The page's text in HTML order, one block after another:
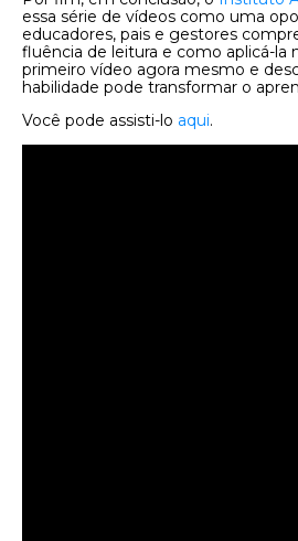
essa série de vídeos como uma
educadores, pais e gestores
fluência de leitura e como aplicá-la
primeiro vídeo agora mesmo e
habilidade pode transformar o
Você pode assisti-lo aqui.